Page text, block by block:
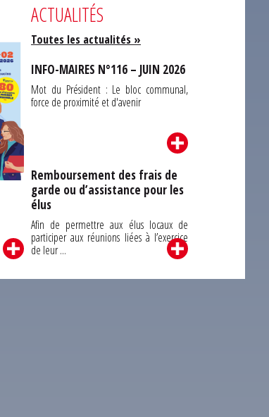
ACTUALITÉS
Toutes les actualités »
INFO-MAIRES N°116 – JUIN 2026
Mot du Président : Le bloc communal,
force de proximité et d'avenir
Remboursement des frais de
garde ou d’assistance pour les
élus
Afin de permettre aux élus locaux de
participer aux réunions liées à l’exercice
de leur ...